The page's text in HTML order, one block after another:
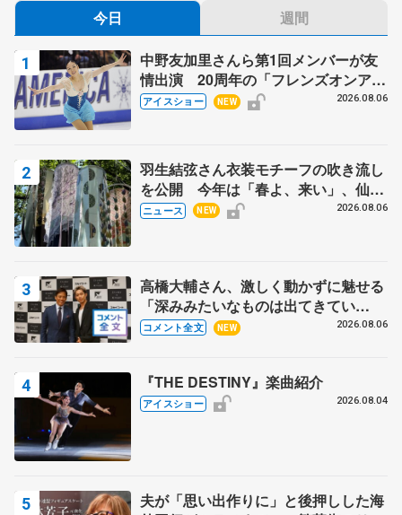
今日 週間
中野友加里さんら第1回メンバーが友
情出演 20周年の「フレンズオンアイ
ス」 宮本賢二さん、有川梨絵さん、
アイスショー NEW 2026.08.06
羽生結弦さん衣装モチーフの吹き流し
を公開 今年は「春よ、来い」、仙台
の瑞鳳殿
ニュース NEW 2026.08.06
高橋大輔さん、激しく動かずに魅せる
「深みみたいなものは出てきてい
る？」 〝兄さん〟と慕うレジェンド
コメント全文 NEW 2026.08.06
『THE DESTINY』楽曲紹介
アイスショー 2026.08.04
夫が「思い出作りに」と後押しした海